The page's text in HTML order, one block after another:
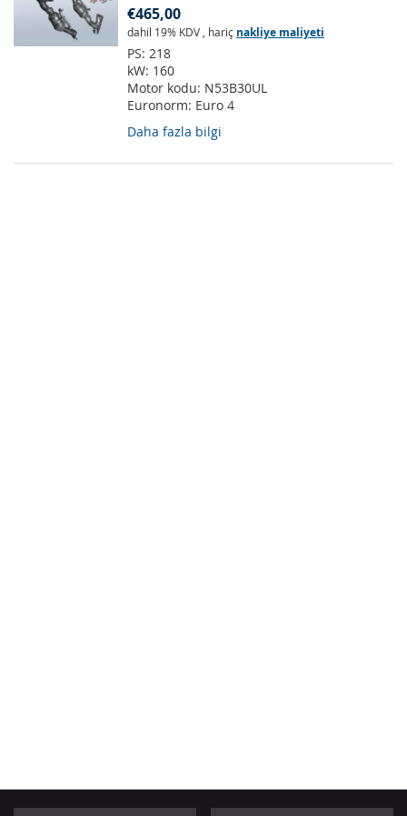
€465,00
dahil 19% KDV , hariç nakliye maliyeti
PS: 218
kW: 160
Motor kodu: N53B30UL
Euronorm: Euro 4
Daha fazla bilgi